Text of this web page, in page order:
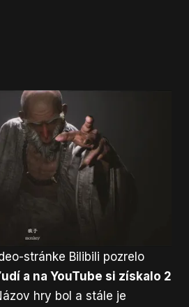
o hru od nie veľmi
je na mieste si ho trochu
bolo v roku 2014 bývalými
Games. Na svedomí
titulov ale Black Myth:
Naznačuje to aj úspech,
jediný deň od ohlásenia.
China Morning Post
stránke Bilibili pozrelo
a na YouTube si získalo 2
hry bol a stále je